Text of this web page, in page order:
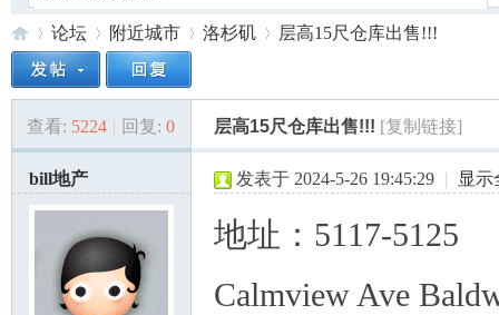
美»
论坛
›
附近城市 洛杉矶
›
层高15尺仓库出售!!!
查看: 5224 | 回复: 0 层高15尺仓库出售!!! [复制链接]
bill地产 发表于 2024-5-26 19:45:29 | 显示
地址： 5117-5125
Calmview Ave